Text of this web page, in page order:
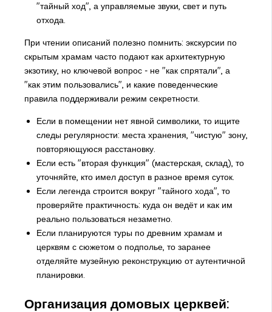
"тайный ход", а управляемые звуки, свет и путь
отхода.
При чтении описаний полезно помнить: экскурсии по
скрытым храмам часто подают как архитектурную
экзотику, но ключевой вопрос - не "как спрятали", а
"как этим пользовались", и какие поведенческие
правила поддерживали режим секретности.
Если в помещении нет явной символики, то ищите
следы регулярности: места хранения, "чистую" зону,
повторяющуюся расстановку.
Если есть "вторая функция" (мастерская, склад), то
уточняйте, кто имел доступ в разное время суток.
Если легенда строится вокруг "тайного хода", то
проверяйте практичность: куда он ведёт и как им
реально пользоваться незаметно.
Если планируются туры по древним храмам и
церквям с сюжетом о подполье, то заранее
отделяйте музейную реконструкцию от аутентичной
планировки.
Организация домовых церквей: